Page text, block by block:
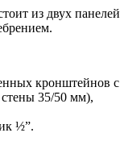
из двух
кронштейнов
стены 35/50 мм),
½”.